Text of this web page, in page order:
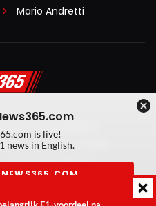
Mario Andretti
voorwaarden
by On Your Marks
Kansspeluitingen
rechten voorbehouden
is live!
news in English.